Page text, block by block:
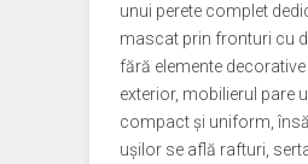
unui perete complet
mascat prin fronturi cu
fără elemente decorative
exterior, mobilierul pare
compact și uniform,
ușilor se află rafturi,